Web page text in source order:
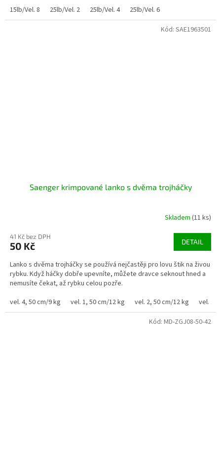
15lb/Vel. 8 25lb/Vel. 2 25lb/Vel. 4 25lb/Vel. 6
Saenger krimpované lanko s dvěma trojháčky
Skladem (11 ks)
41 Kč bez DPH
50 Kč DETAIL
Lanko s dvěma trojháčky se používá nejčastěji pro lovu štik na živou
rybku. Když háčky dobře upevníte, můžete dravce seknout hned a
nemusíte čekat, až rybku celou pozře.
vel. 4, 50 cm/9 kg
vel. 1, 50 cm/12 kg vel. 2, 50 cm/12 kg vel. 1,
Kód: SAE1963501
Kód: MD-ZGJ08-50-42